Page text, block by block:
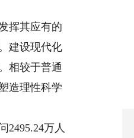
挥其应有的
建设现代化
相较于普通
造理性科学
万人